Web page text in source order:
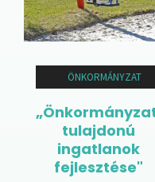
ÖNKORMÁNYZAT
„Önkormányzati
tulajdonú
ingatlanok
fejlesztése"